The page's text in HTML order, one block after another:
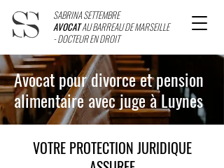
SABRINA SETTEMBRE
AVOCATAU BARREAU DE MARSEILLE
- DOCTEUR EN DROIT
Avocat pour divorce et pension
alimentaire avec juge à Luynes
VOTRE PROTECTION JURIDIQUE